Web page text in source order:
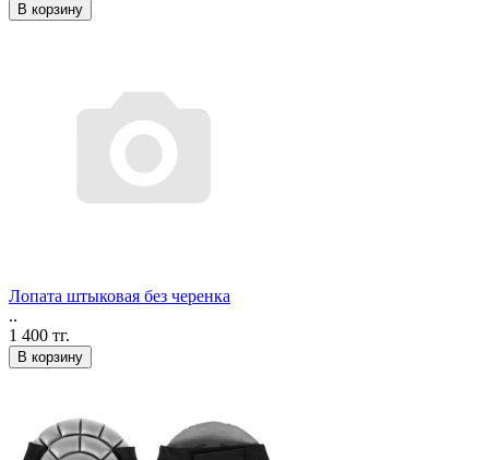
В корзину
Лопата штыковая без черенка
..
1 400 тг.
В корзину